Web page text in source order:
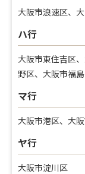
大阪市浪速区、
ハ行
大阪市東住吉区
野区、大阪市福
マ行
大阪市港区、大
ヤ行
大阪市淀川区